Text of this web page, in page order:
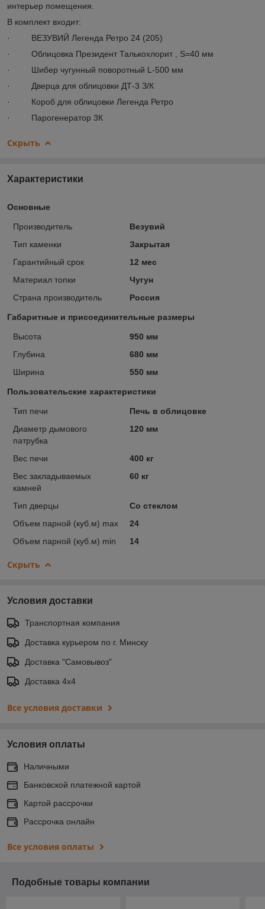
интерьер помещения.
В комплект входит:
· ВЕЗУВИЙ Легенда Ретро 24 (205)
· Облицовка Президент Талькохлорит , S=40 мм
· Шибер чугунный поворотный L-500 мм
· Дверца для облицовки ДТ-3 З/К
· Короб для облицовки Легенда Ретро
· Парогенератор 3К
Скрыть
Характеристики
Основные
Производитель
Везувий
Тип каменки
Закрытая
Гарантийный срок
12 мес
Материал топки
Чугун
Страна производитель
Россия
Габаритные и присоединительные размеры
Высота
950 мм
Глубина
680 мм
Ширина
550 мм
Пользовательские характеристики
Тип печи
Печь в облицовке
Диаметр дымового
патрубка
120 мм
Вес печи
400 кг
Вес закладываемых
камней
60 кг
Тип дверцы
Со стеклом
Объем парной (куб.м) max
24
Объем парной (куб.м) min
14
Скрыть
Условия доставки
Транспортная компания
Доставка курьером по г. Минску
Доставка "Самовывоз"
Доставка 4х4
Все условия доставки
Условия оплаты
Наличными
Банковской платежной картой
Картой рассрочки
Рассрочка онлайн
Все условия оплаты
Подобные товары компании